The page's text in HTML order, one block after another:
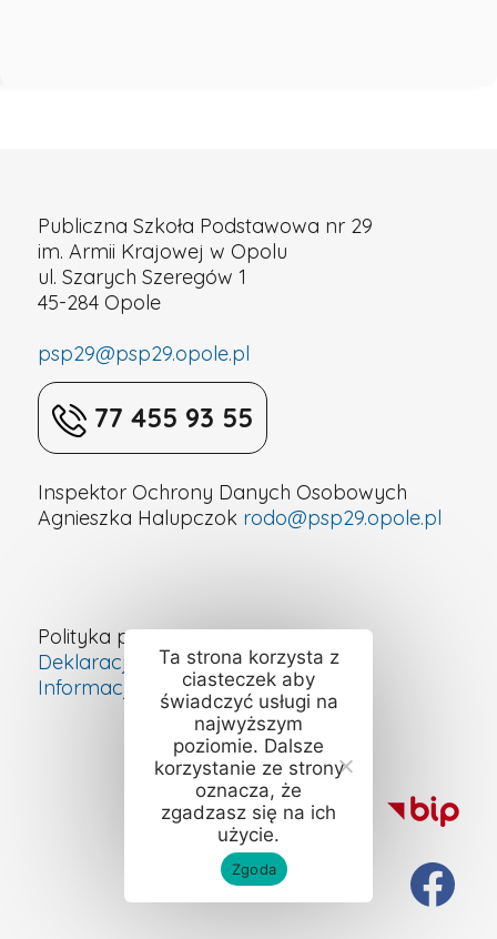
Publiczna Szkoła Podstawowa nr 29
im. Armii Krajowej w Opolu
ul. Szarych Szeregów 1
45-284 Opole
psp29@psp29.opole.pl
77 455 93 55
Inspektor Ochrony Danych Osobowych
Agnieszka Halupczok rodo@psp29.opole.pl
Polityka prywatności
Deklaracja dostępności cyfrowej
Informacje o szkole – ETR
Ta strona korzysta z
ciasteczek aby
świadczyć usługi na
najwyższym
poziomie. Dalsze
korzystanie ze strony
oznacza, że
zgadzasz się na ich
użycie.
Zgoda